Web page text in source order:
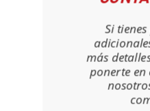
Si
más
ponerte